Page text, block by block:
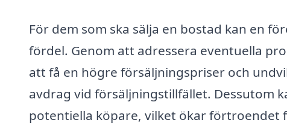
För dem som ska sälja en bostad kan en
fördel. Genom att adressera eventuella
att få en högre försäljningspriser och
avdrag vid försäljningstillfället. Dessutom
potentiella köpare, vilket ökar förtroendet